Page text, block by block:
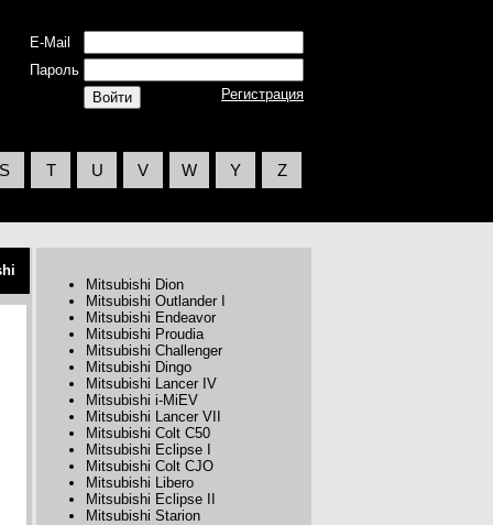
E-Mail
Пароль
Регистрация
S T U V W Y Z
Mitsubishi Dion
Mitsubishi Outlander I
Mitsubishi Endeavor
Mitsubishi Proudia
Mitsubishi Challenger
Mitsubishi Dingo
Mitsubishi Lancer IV
Mitsubishi i-MiEV
Mitsubishi Lancer VII
Mitsubishi Colt C50
Mitsubishi Eclipse I
Mitsubishi Colt CJO
Mitsubishi Libero
Mitsubishi Eclipse II
Mitsubishi Starion